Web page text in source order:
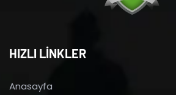
HIZLI LİNKLER
Anasayfa